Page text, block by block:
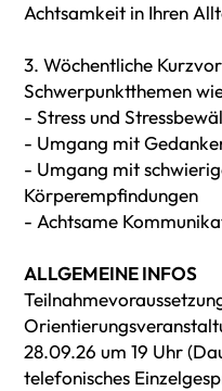
Achtsamkeit in Ihren
3. Wöchentliche
Schwerpunktthemen
- Stress und
- Umgang mit
- Umgang mit
Körperempfindungen
- Achtsame
ALLGEMEINE INFOS
28.09.26 um 19 Uhr
telefonisches